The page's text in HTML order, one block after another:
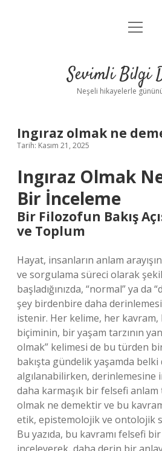
Anasayfa
Yasal Uyarı
menüyü
Sevimli Bilgi
Neşeli hikayelerle
Ingıraz olmak ne
Tarih: Kasım 21, 2025
Ingıraz Olmak
Bir İnceleme
Bir Filozofun Bakış
ve Toplum
Hayat, insanların anlam
ve sorgulama süreci olarak
başladığınızda, “normal” ya da
şey birdenbire daha
istenir. Her kelime, her
biçiminin, bir yaşam tarzının
olmak” kelimesi de bu türden
bakışta gündelik yaşamda
algılanabilirken, derinlemesine
daha karmaşık bir felsefi anlam
olmak ne demektir ve bu
etik, epistemolojik ve ontolojik
Bu yazıda, bu kavramı felsefi